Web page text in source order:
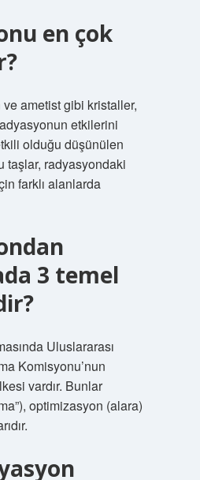
en çok
ametist gibi kristaller,
etkilerini
olduğu düşünülen
taşlar, radyasyondaki
farklı alanlarda
3 temel
Uluslararası
Komisyonu’nun
vardır. Bunlar
optimizasyon (alara)